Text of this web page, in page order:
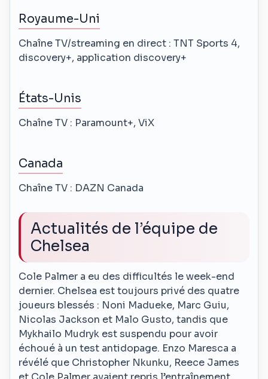
Royaume-Uni
Chaîne TV/streaming en direct : TNT Sports 4,
discovery+, application discovery+
États-Unis
Chaîne TV : Paramount+, ViX
Canada
Chaîne TV : DAZN Canada
Actualités de l’équipe de
Chelsea
Cole Palmer a eu des difficultés le week-end
dernier. Chelsea est toujours privé des quatre
joueurs blessés : Noni Madueke, Marc Guiu,
Nicolas Jackson et Malo Gusto, tandis que
Mykhailo Mudryk est suspendu pour avoir
échoué à un test antidopage. Enzo Maresca a
révélé que Christopher Nkunku, Reece James